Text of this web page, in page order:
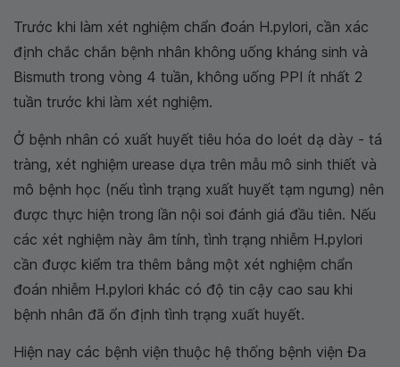
Trước khi làm xét nghiệm chẩn đoán H.pylori, cần xác
định chắc chắn bệnh nhân không uống kháng sinh và
Bismuth trong vòng 4 tuần, không uống PPI ít nhất 2
tuần trước khi làm xét nghiệm.
Ở bệnh nhân có xuất huyết tiêu hóa do loét dạ dày - tá
tràng, xét nghiệm urease dựa trên mẫu mô sinh thiết và
mô bệnh học (nếu tình trạng xuất huyết tạm ngưng) nên
được thực hiện trong lần nội soi đánh giá đầu tiên. Nếu
các xét nghiệm này âm tính, tình trạng nhiễm H.pylori
cần được kiểm tra thêm bằng một xét nghiệm chẩn
đoán nhiễm H.pylori khác có độ tin cậy cao sau khi
bệnh nhân đã ổn định tình trạng xuất huyết.
Hiện nay các bệnh viện thuộc hệ thống bệnh viện Đa